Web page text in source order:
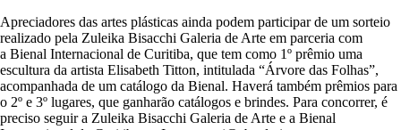
Apreciadores das artes plásticas ainda podem participar de um sorteio
realizado pela Zuleika Bisacchi Galeria de Arte em parceria com
a Bienal Internacional de Curitiba, que tem como 1º prêmio uma
escultura da artista Elisabeth Titton, intitulada “Árvore das Folhas”,
acompanhada de um catálogo da Bienal. Haverá também prêmios para
o 2º e 3º lugares, que ganharão catálogos e brindes. Para concorrer, é
preciso seguir a Zuleika Bisacchi Galeria de Arte e a Bienal